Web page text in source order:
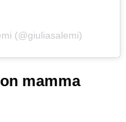
(@giuliasalemi)
mamma